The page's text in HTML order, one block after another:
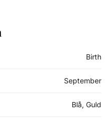
Birth
September
Blå, Guld